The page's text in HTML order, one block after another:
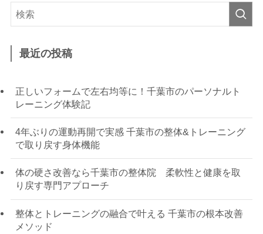
最近の投稿
正しいフォームで左右均等に！千葉市のパーソナルト
レーニング体験記
4年ぶりの運動再開で実感 千葉市の整体&トレーニング
で取り戻す身体機能
体の硬さ改善なら千葉市の整体院 柔軟性と健康を取
り戻す専門アプローチ
整体とトレーニングの融合で叶える 千葉市の根本改善
メソッド